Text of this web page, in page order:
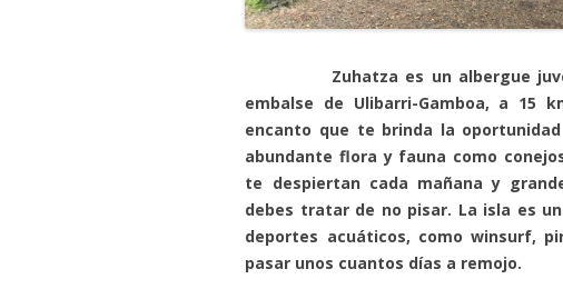
Zuhatza es un albergue
embalse de Ulibarri-Gamboa, a 15
encanto que te brinda la
abundante flora y fauna como
te despiertan cada mañana y
debes tratar de no pisar. La isla es
deportes acuáticos, como winsurf,
pasar unos cuantos días a remojo.